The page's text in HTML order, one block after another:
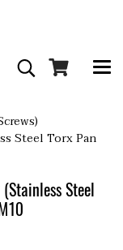
Steel Torx Pan
Steel